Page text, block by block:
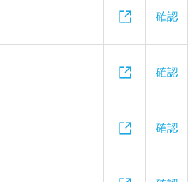
 確認
 確認
 確認